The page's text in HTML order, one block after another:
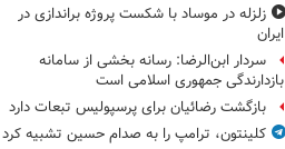
زلزله در موساد با شکست پروژه براندازی در
ایران
سردار ابن‌الرضا: رسانه بخشی از سامانه
بازدارندگی جمهوری اسلامی است
بازگشت رضائیان برای پرسپولیس تبعات دارد
کلینتون، ترامپ را به صدام حسین تشبیه کرد